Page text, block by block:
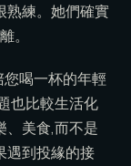
熟練。她們確實
。
喝一杯的年輕
也比較生活化
、美食,而不是
遇到投緣的接